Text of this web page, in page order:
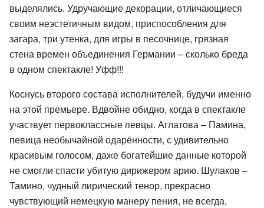
выделялись. Удручающие декорации, отличающиеся
своим неэстетичным видом, приспособления для
загара, три утенка, для игры в песочнице, грязная
стена времен объединения Германии – сколько бреда
в одном спектакле! Уфф!!!
Коснусь второго состава исполнителей, будучи именно
на этой премьере. Вдвойне обидно, когда в спектакле
участвует первоклассные певцы. Аглатова – Памина,
певица необычайной одарённости, с удивительно
красивым голосом, даже богатейшие данные которой
не смогли спасти убитую дирижером арию. Шулаков –
Тамино, чудный лирический тенор, прекрасно
чувствующий немецкую манеру пения, не всегда,